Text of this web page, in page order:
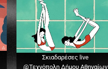
Σκιαδαρέσες live
@Τεχνόπολη Δήμου Αθηναίων